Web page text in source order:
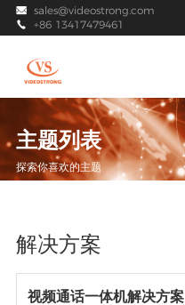
 sales@videostrong.com
 +86 13417479461
主题列表
探索你喜欢的主题
解决方案
视频通话一体机解决方案